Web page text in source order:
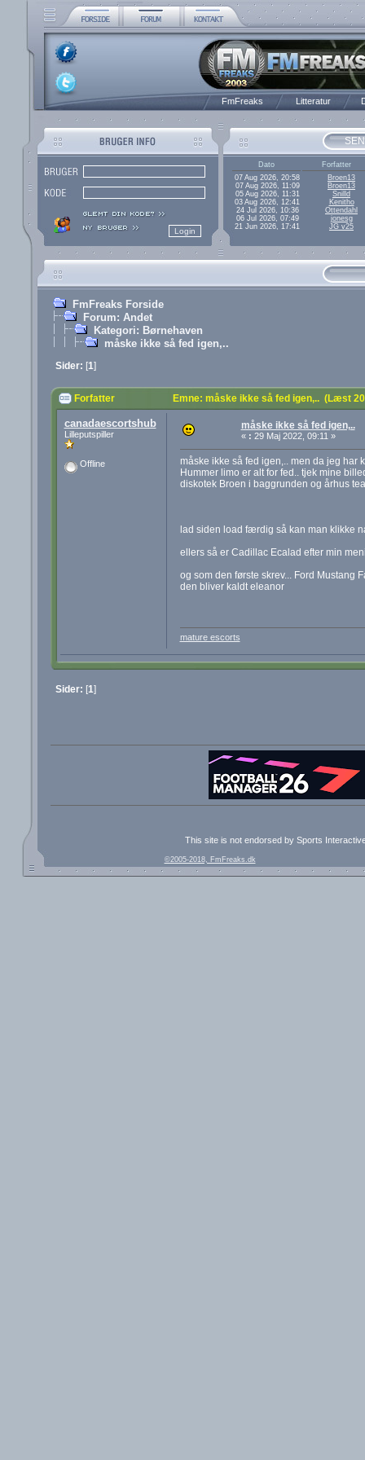
FmFreaks Litteratur
Dato
Forfatter
07 Aug 2026, 20:58
Broen13
07 Aug 2026, 11:09
Broen13
05 Aug 2026, 11:31
Snilld
03 Aug 2026, 12:41
Kenitho
24 Jul 2026, 10:36
Ottendahl
06 Jul 2026, 07:49
jonesg
21 Jun 2026, 17:41
JG v25
FmFreaks Forside
Forum: Andet
Kategori: Børnehaven
måske ikke så fed igen,..
Sider: [1]
Forfatter Emne: måske ikke så fed igen,.. (Læst
canadaescortshub
Lilleputspiller
Offline
måske ikke så fed igen,..
« : 29 Maj 2022, 09:11 »
måske ikke så fed igen,.. men da jeg har
Hummer limo er alt for fed.. tjek mine
diskotek Broen i baggrunden og århus
lad siden load færdig så kan man klikke
ellers så er Cadillac Ecalad efter min
og som den første skrev... Ford Mustang
den bliver kaldt eleanor
mature escorts
Sider: [1]
This site is not endorsed by Sports
©2005-2018, FmFreaks.dk